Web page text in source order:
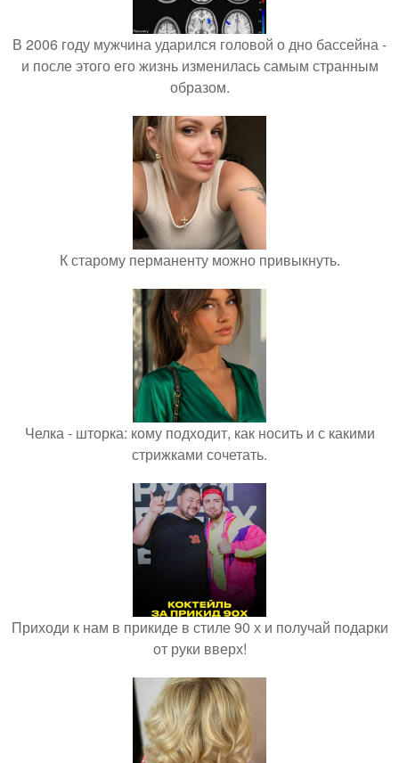
В 2006 году мужчина ударился головой о дно бассейна -
и после этого его жизнь изменилась самым странным
образом.
К старому перманенту можно привыкнуть.
Челка - шторка: кому подходит, как носить и с какими
стрижками сочетать.
Приходи к нам в прикиде в стиле 90 х и получай подарки
от руки вверх!